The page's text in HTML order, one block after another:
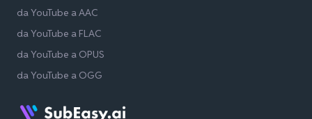
da YouTube a AAC
da YouTube a FLAC
da YouTube a OPUS
da YouTube a OGG